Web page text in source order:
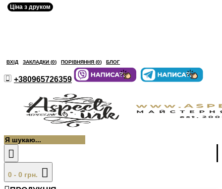
ВХІД ЗАКЛАДКИ (0) ПОРІВНЯННЯ (0) БЛОГ
+380965726359
0 - 0 грн.
Ціна з друком